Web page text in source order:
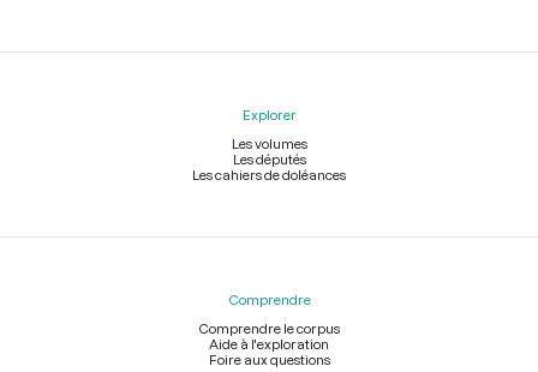
Explorer
Les volumes
Les députés
Les cahiers de doléances
Comprendre
Comprendre le corpus
Aide à l'exploration
Foire aux questions